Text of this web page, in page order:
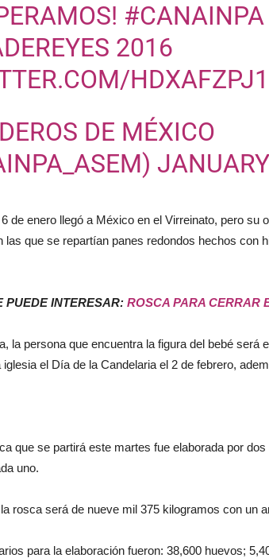
#CANAINPA
2016
DE MÉXICO
de enero llegó a México en el Virreinato, pero su
las que se repartían panes redondos hechos con
PUEDE INTERESAR: ROSCA PARA CERRAR
la persona que encuentra la figura del bebé será
el Día de la Candelaria el 2 de febrero,
que se partirá este martes fue elaborada por
uno.
rosca será de nueve mil 375 kilogramos con un
para la elaboración fueron: 38,600 huevos;